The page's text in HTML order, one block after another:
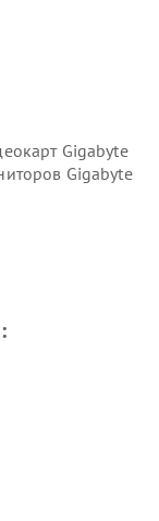
Gigabyte
Gigabyte